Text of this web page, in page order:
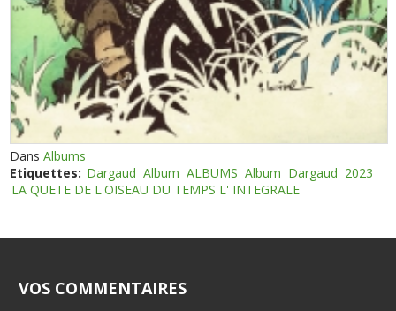
DansAlbums
Etiquettes: Dargaud Album ALBUMS Album Dargaud 2023
LA QUETE DE L'OISEAU DU TEMPS L' INTEGRALE
VOS COMMENTAIRES